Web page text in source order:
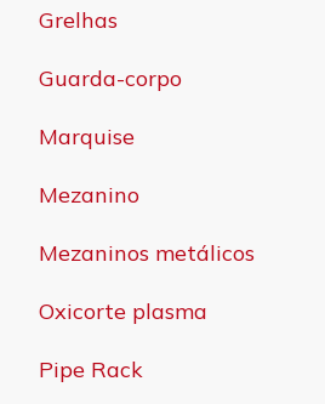
Grelhas
Guarda-corpo
Marquise
Mezanino
Mezaninos metálicos
Oxicorte plasma
Pipe Rack